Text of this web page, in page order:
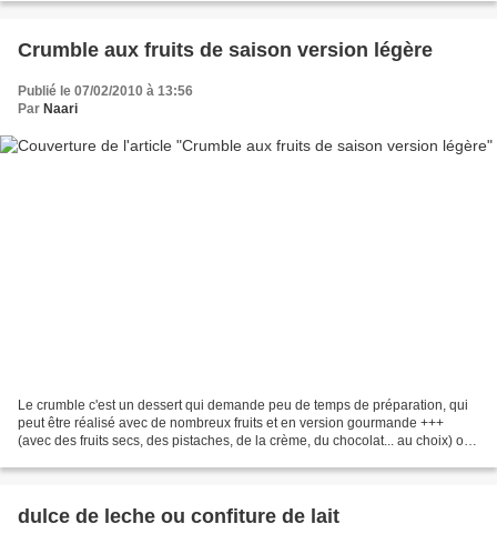
Crumble aux fruits de saison version légère
Publié le 07/02/2010 à 13:56
Par Naari
Le crumble c'est un dessert qui demande peu de temps de préparation, qui
peut être réalisé avec de nombreux fruits et en version gourmande +++
(avec des fruits secs, des pistaches, de la crème, du chocolat... au choix) ou
dulce de leche ou confiture de lait